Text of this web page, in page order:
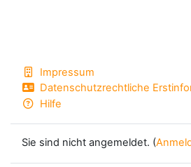
Impressum
Datenschutzrechtliche
Hilfe
Sie sind nicht angemeldet. (